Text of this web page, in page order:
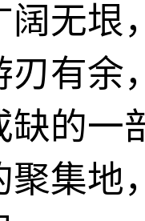
阔无垠
有余
缺的一
聚集地